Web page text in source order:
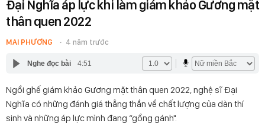
Đại Nghĩa áp lực khi làm giám khảo Gương mặt
thân quen 2022
MAI PHƯƠNG 4 năm trước
Nghe đọc bài 4:51
Ngồi ghế giám khảo Gương mặt thân quen 2022, nghệ sĩ Đại
Nghĩa có những đánh giá thẳng thắn về chất lượng của dàn thí
sinh và những áp lực mình đang “gồng gánh".